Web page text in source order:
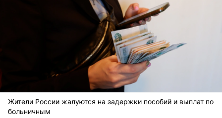
Жители России жалуются на задержки пособий и выплат по
больничным